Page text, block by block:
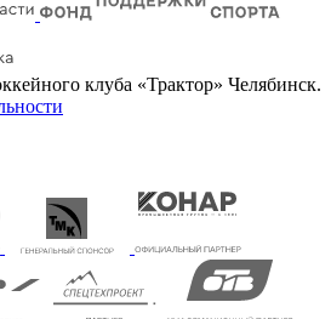
клуба «Трактор» Челябинск.